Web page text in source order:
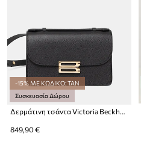
-15% ΜΕ ΚΩΔΙΚΟ: TAN
Συσκευασία Δώρου
Δερμάτινη τσάντα Victoria Beckham
849,90 €